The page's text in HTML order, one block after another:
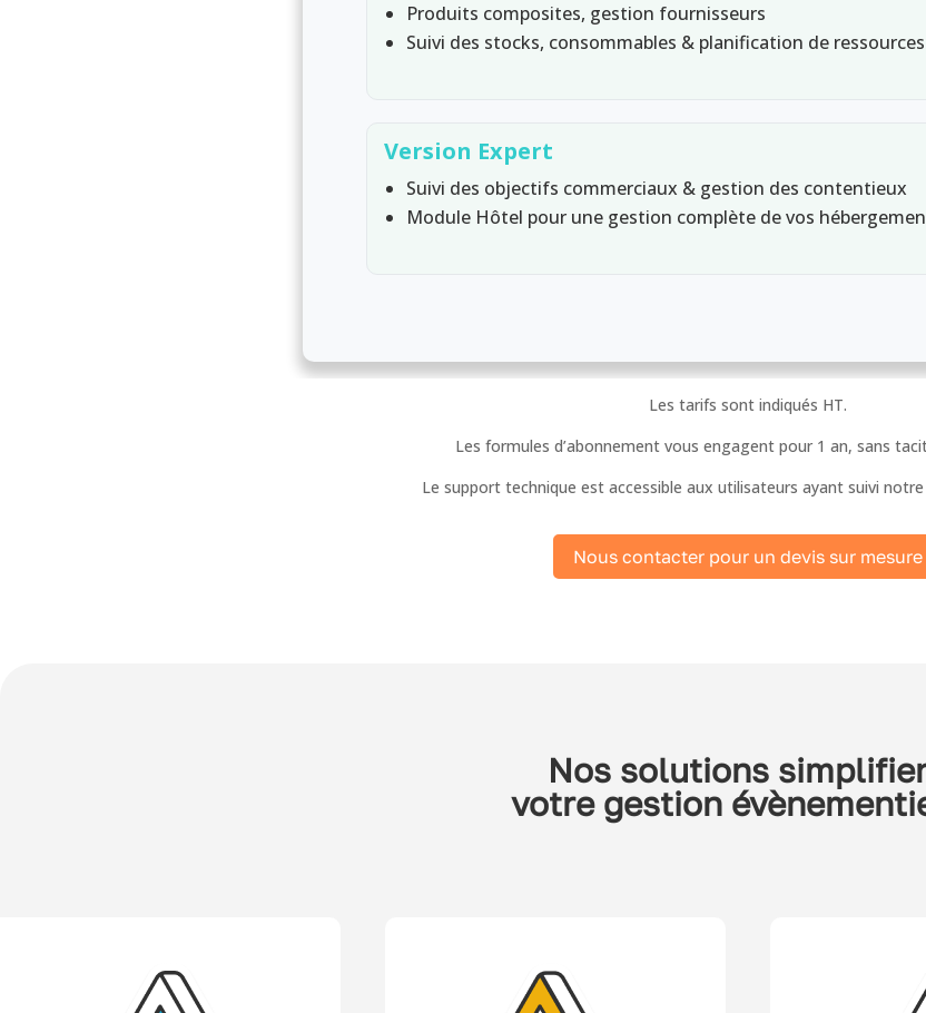
Produits composites, gestion fournisseurs
Suivi des stocks, consommables & planification de
Version Expert
Suivi des objectifs commerciaux & gestion des contentieux
Module Hôtel pour une gestion complète de vos
Les tarifs sont indiqués HT.
Les formules d’abonnement vous engagent pour 1 an, sans
Le support technique est accessible aux utilisateurs ayant suivi
Nous contacter pour un devis sur mesure
Nos solutions
votre gestion